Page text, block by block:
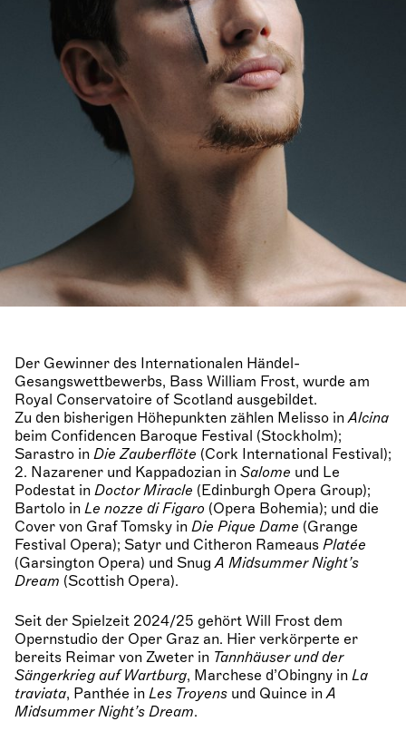
Der Gewinner des Internationalen Händel-
Gesangswettbewerbs, Bass William Frost, wurde am
Royal Conservatoire of Scotland ausgebildet.
Zu den bisherigen Höhepunkten zählen Melisso inAlcina
beim Confidencen Baroque Festival (Stockholm);
Sarastro in Die Zauberflöte (Cork International Festival);
2. Nazarener und Kappadozian in Salome und Le
Podestat in Doctor Miracle (Edinburgh Opera Group);
Bartolo in Le nozze di Figaro (Opera Bohemia); und die
Cover von Graf Tomsky in Die Pique Dame (Grange
Festival Opera); Satyr und Citheron Rameaus Platée
(Garsington Opera) und SnugA Midsummer Night’s
Dream (Scottish Opera).
Seit der Spielzeit 2024/25 gehört Will Frost dem
Opernstudio der Oper Graz an. Hier verkörperte er
bereits Reimar von Zweter in Tannhäuser und der
Sängerkrieg auf Wartburg, Marchese d’Obingny in La
traviata, Panthée in Les Troyens und Quince inA
Midsummer Night’s Dream.